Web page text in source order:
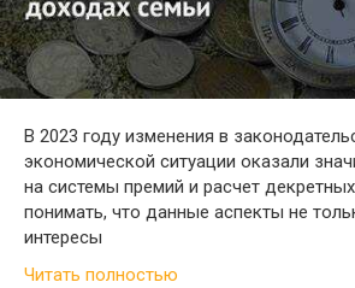
В 2023 году изменения в
экономической ситуации оказали
на системы премий и расчет
понимать, что данные аспекты не
интересы
Читать полностью